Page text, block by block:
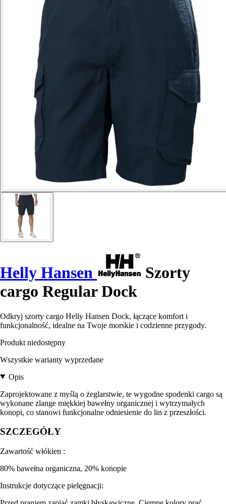
Helly Hansen
Szorty
cargo Regular Dock
Odkryj szorty cargo Helly Hansen Dock, łączące komfort i
funkcjonalność, idealne na Twoje morskie i codzienne przygody.
Produkt niedostępny
Wszystkie warianty wyprzedane
Opis
Zaprojektowane z myślą o żeglarstwie, te wygodne spodenki cargo są
wykonane zlange miękkiej bawełny organicznej i wytrzymałych
konopi, co stanowi funkcjonalne odniesienie do lin z przeszłości.
SZCZEGÓŁY
Zawartość włókien :
80% bawełna organiczna, 20% konopie
Instrukcje dotyczące pielęgnacji: